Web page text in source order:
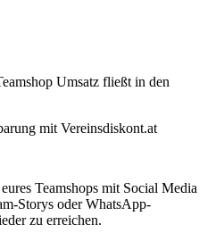
Umsatz fließt in den
mit Vereinsdiskont.at
Teamshops mit Social Media
Storys oder WhatsApp-
zu erreichen.